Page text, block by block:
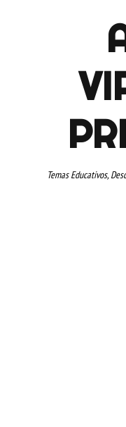
Temas Educativos,